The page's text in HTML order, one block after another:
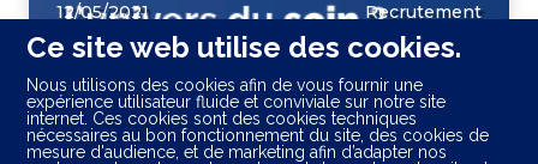
Ce site web utilise des cookies.
Nous utilisons des cookies afin de vous fournir une
expérience utilisateur fluide et conviviale sur notre site
internet. Ces cookies sont des cookies techniques
nécessaires au bon fonctionnement du site, des cookies de
mesure d'audience, et de marketing afin d’adapter nos
12/05/2021 Recrutement
Besoin d'un job
d'été ?